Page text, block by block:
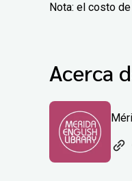
Nota: el costo
Acerca